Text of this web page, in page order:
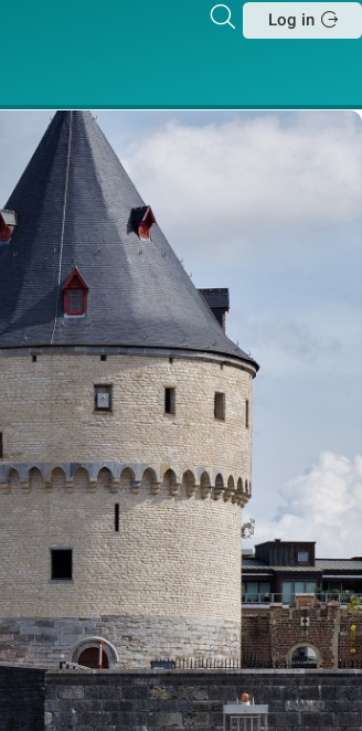
Zoeken
Log in